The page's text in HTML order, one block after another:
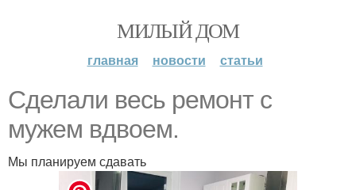
МИЛЫЙ ДОМ
главная новости статьи
Сделали весь ремонт с
мужем вдвоем.
Мы планируем сдавать